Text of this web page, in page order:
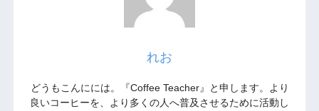
れお
どうもこんにには。『Coffee Teacher』と申します。より
良いコーヒーを、より多くの人へ普及させるために活動し